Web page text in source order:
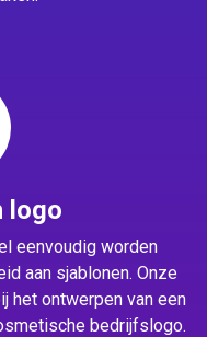
logo
eenvoudig worden
aan sjablonen. Onze
het ontwerpen van een
bedrijfslogo.